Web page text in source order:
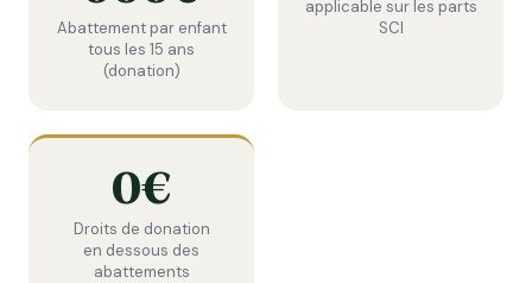
Abattement par enfant
tous les 15 ans
(donation)
applicable sur les parts
SCI
0€
Droits de donation
en dessous des
abattements